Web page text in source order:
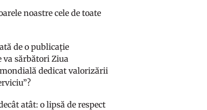
noastre cele de toate
de o publicație
va sărbători Ziua
dedicat valorizării
atât: o lipsă de respect